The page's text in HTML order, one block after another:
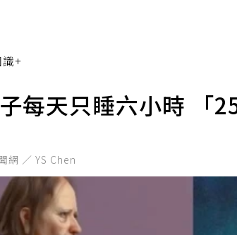
+
每天只睡六小時 「
網 ／ YS Chen